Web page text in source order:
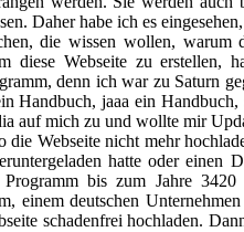
Daher habe ich es
die wissen wollen, warum
diese Webseite zu erstellen,
denn ich war zu Saturn
Handbuch, jaaa ein
auf mich zu und wollte mir
die Webseite nicht mehr
hatte oder einen
Programm bis zum Jahre 3420
einem deutschen
schadenfrei hochladen.